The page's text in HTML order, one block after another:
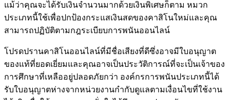
แม้ว่าคุณจะได้รับเงินจำนวนมากด้วยเงินพิเศษก็ตาม หมวก
ประเภทนี้ใช้เพื่อปกป้องกระแสเงินสดของคาสิโนใหม่และคุณ
สามารถปฏิบัติตามกฎระเบียบการพนันออนไลน์
โปรดปรานคาสิโนออนไลน์ที่มีชื่อเสียงที่ดีซึ่งอาจมีใบอนุญาต
ของแท้ที่ยอดเยี่ยมและคุณอาจเป็นประวัติการณ์ที่จะเป็นเจ้าของ
การศึกษาที่เหลืออยู่ปลอดภัยกว่า องค์กรการพนันประเภทนี้ได้
รับใบอนุญาตห่างจากหน่วยงานกำกับดูแลตามเงื่อนไขที่ใช้งาน